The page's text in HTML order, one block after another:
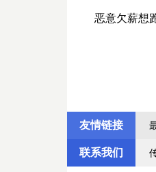
恶意欠薪想
友情链接
联系我们